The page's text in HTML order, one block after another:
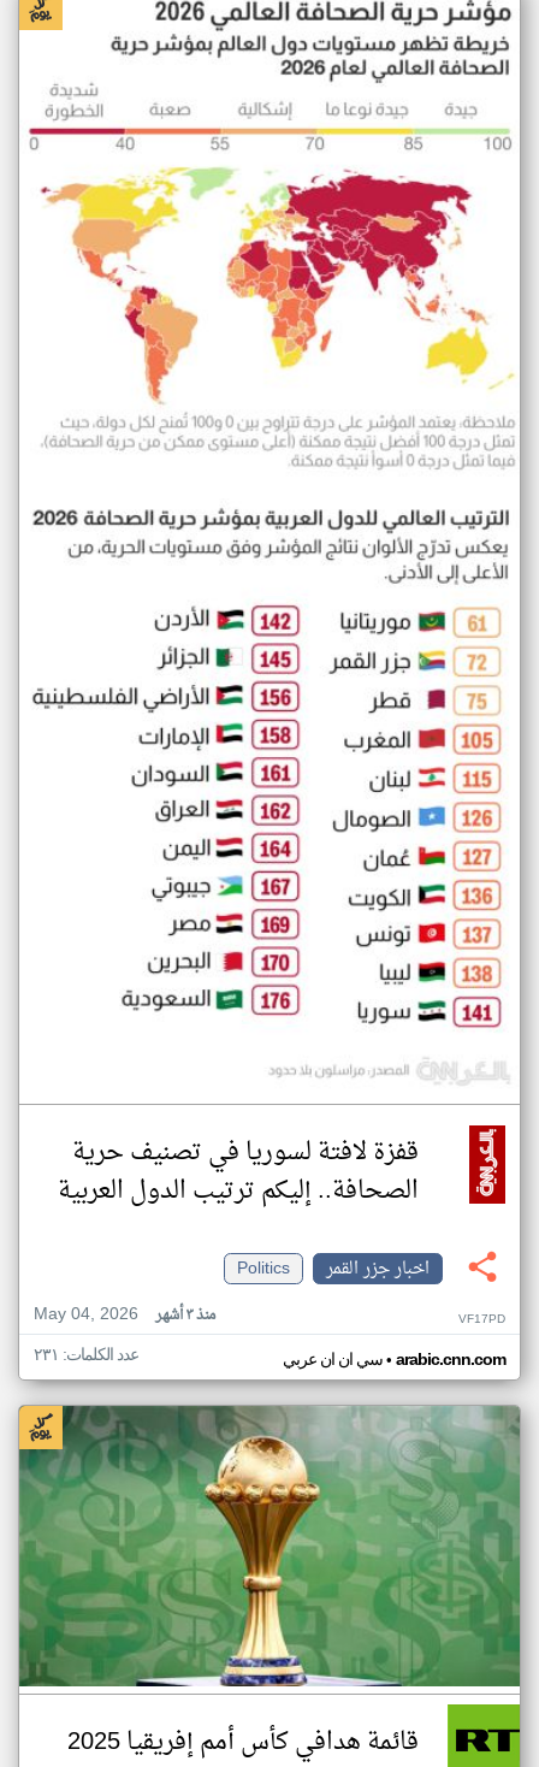
قفزة لافتة لسوريا في تصنيف حرية
الصحافة.. إليكم ترتيب الدول العربية
اخبار جزر القمر
Politics
May 04, 2026
منذ ٣ أشهر VF17PD
سي ان ان عربي• arabic.cnn.com عدد الكلمات: ٢٣١
قائمة هدافي كأس أمم إفريقيا 2025